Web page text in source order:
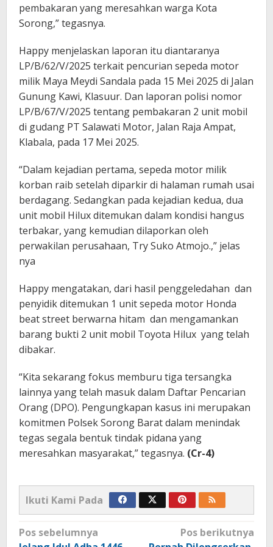
pembakaran yang meresahkan warga Kota
Sorong,” tegasnya.
Happy menjelaskan laporan itu diantaranya
LP/B/62/V/2025 terkait pencurian sepeda motor
milik Maya Meydi Sandala pada 15 Mei 2025 di Jalan
Gunung Kawi, Klasuur. Dan laporan polisi nomor
LP/B/67/V/2025 tentang pembakaran 2 unit mobil
di gudang PT Salawati Motor, Jalan Raja Ampat,
Klabala, pada 17 Mei 2025.
“Dalam kejadian pertama, sepeda motor milik
korban raib setelah diparkir di halaman rumah usai
berdagang. Sedangkan pada kejadian kedua, dua
unit mobil Hilux ditemukan dalam kondisi hangus
terbakar, yang kemudian dilaporkan oleh
perwakilan perusahaan, Try Suko Atmojo.,” jelas
nya
Happy mengatakan, dari hasil penggeledahan dan
penyidik ditemukan 1 unit sepeda motor Honda
beat street berwarna hitam dan mengamankan
barang bukti 2 unit mobil Toyota Hilux yang telah
dibakar.
“Kita sekarang fokus memburu tiga tersangka
lainnya yang telah masuk dalam Daftar Pencarian
Orang (DPO). Pengungkapan kasus ini merupakan
komitmen Polsek Sorong Barat dalam menindak
tegas segala bentuk tindak pidana yang
meresahkan masyarakat,” tegasnya. (Cr-4)
Ikuti Kami Pada
Navigasi
pos
Pos sebelumnya
Pos berikutnya